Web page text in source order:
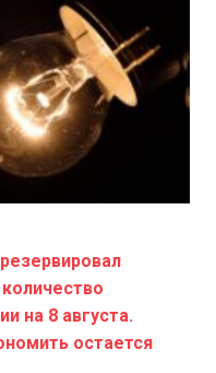
на 8 августа.
остается